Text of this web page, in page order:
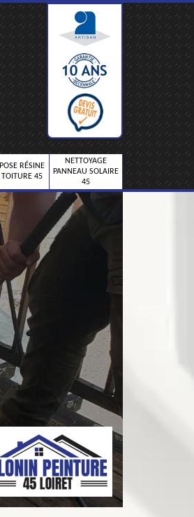
POSE RÉSINE
TOITURE 45
NETTOYAGE
PANNEAU SOLAIRE
45